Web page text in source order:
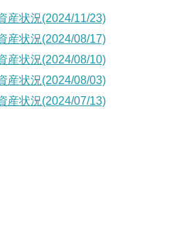
産状況(2024/11/23)
産状況(2024/08/17)
産状況(2024/08/10)
産状況(2024/08/03)
産状況(2024/07/13)